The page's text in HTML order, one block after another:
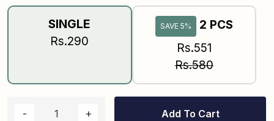
SINGLE
Rs.290
SAVE 5%
2 PCS
Rs.551
Rs.580
Add To Cart